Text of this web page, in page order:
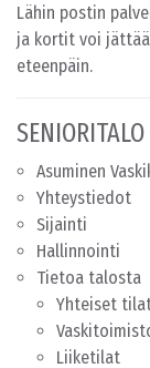
Asuminen
Yhteystiedot
Sijainti
Hallinnointi
Tietoa talosta
Yhteiset
Liiketilat
Lähin postin
ja kortit voi
eteenpäin.